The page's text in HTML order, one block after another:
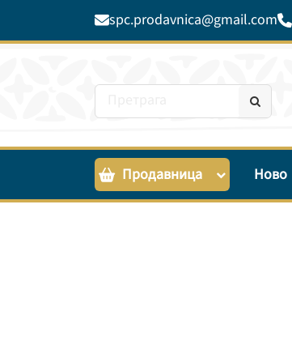
spc.prodavnica@gmail.com
Продавница Ново